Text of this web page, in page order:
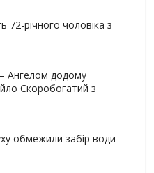
72-річного чоловіка з
Ангелом додому
Скоробогатий з
обмежили забір води